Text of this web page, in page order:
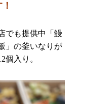
でも提供中「鰻
」の釜いなりが
個入り。